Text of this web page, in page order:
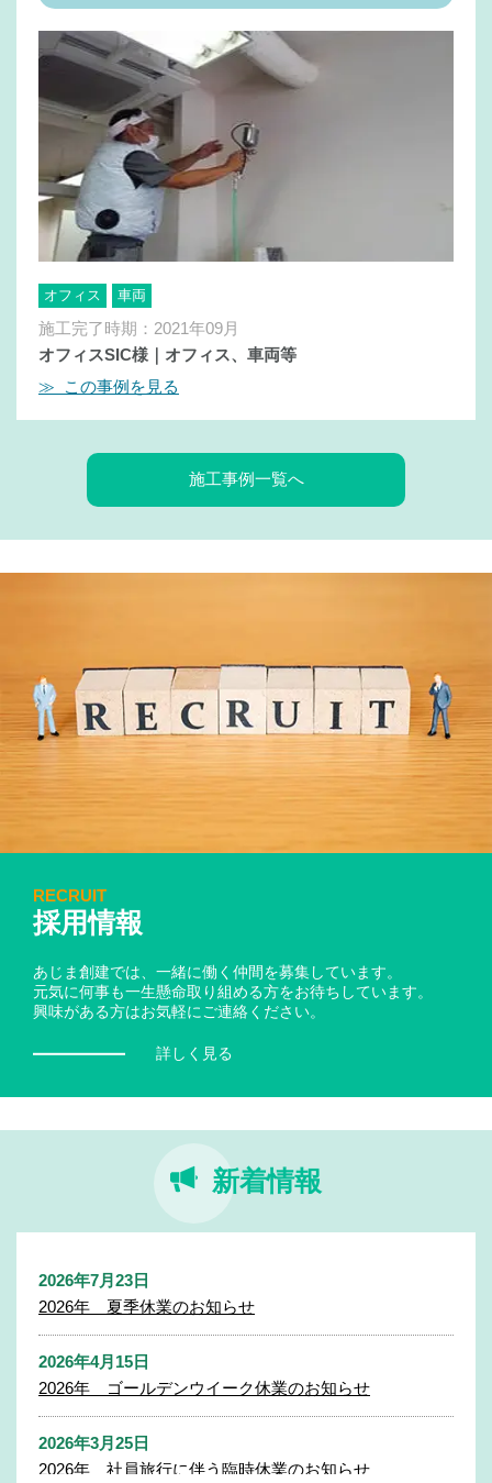
オフィス 車両
施工完了時期：2021年09月
オフィスSIC様｜オフィス、車両等
≫ この事例を見る
施工事例一覧へ
RECRUIT
採用情報
あじま創建では、一緒に働く仲間を募集しています。
元気に何事も一生懸命取り組める方をお待ちしています。
興味がある方はお気軽にご連絡ください。
詳しく見る
新着情報
2026年7月23日
2026年 夏季休業のお知らせ
2026年4月15日
2026年 ゴールデンウイーク休業のお知らせ
2026年3月25日
2026年 社員旅行に伴う臨時休業のお知らせ